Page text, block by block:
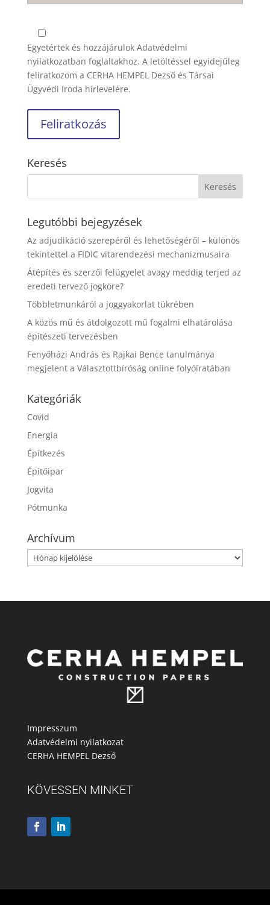
Egyetértek és hozzájárulok Adatvédelmi
nyilatkozatban foglaltakhoz. A letöltéssel egyidejűleg
feliratkozom a CERHA HEMPEL Dezső és Társai
Ügyvédi Iroda hírlevelére.
Keresés
Legutóbbi bejegyzések
Az adjudikáció szerepéről és lehetőségéről – különös
tekintettel a FIDIC vitarendezési mechanizmusaira
Átépítés és szerzői felügyelet avagy meddig terjed az
eredeti tervező jogköre?
Többletmunkáról a joggyakorlat tükrében
A közös mű és átdolgozott mű fogalmi elhatárolása
építészeti tervezésben
Fenyőházi András és Rajkai Bence tanulmánya
megjelent a Választottbíróság online folyóiratában
Kategóriák
Covid
Energia
Építkezés
Építőipar
Jogvita
Pótmunka
Archívum
Archívum
Impresszum
Adatvédelmi nyilatkozat
CERHA HEMPEL Dezső
KÖVESSEN MINKET